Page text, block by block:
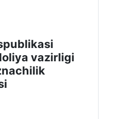
vazirligi